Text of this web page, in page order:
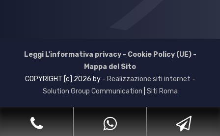
Leggi L'informativa privacy- Cookie Policy (UE)-
Mappa del Sito
COPYRIGHT [c] 2026 by - Realizzazione siti internet -
Solution Group Communication Siti Roma